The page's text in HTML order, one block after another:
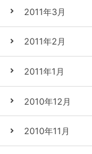
2011年3月
2011年2月
2011年1月
2010年12月
2010年11月